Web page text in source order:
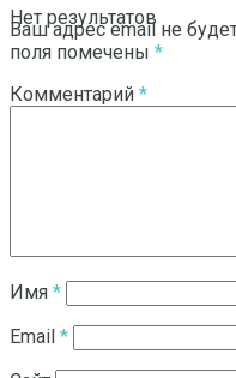
Нет результатов
Смотреть все
Ваш адрес email не
поля помечены *
Комментарий *
Имя *
Email *